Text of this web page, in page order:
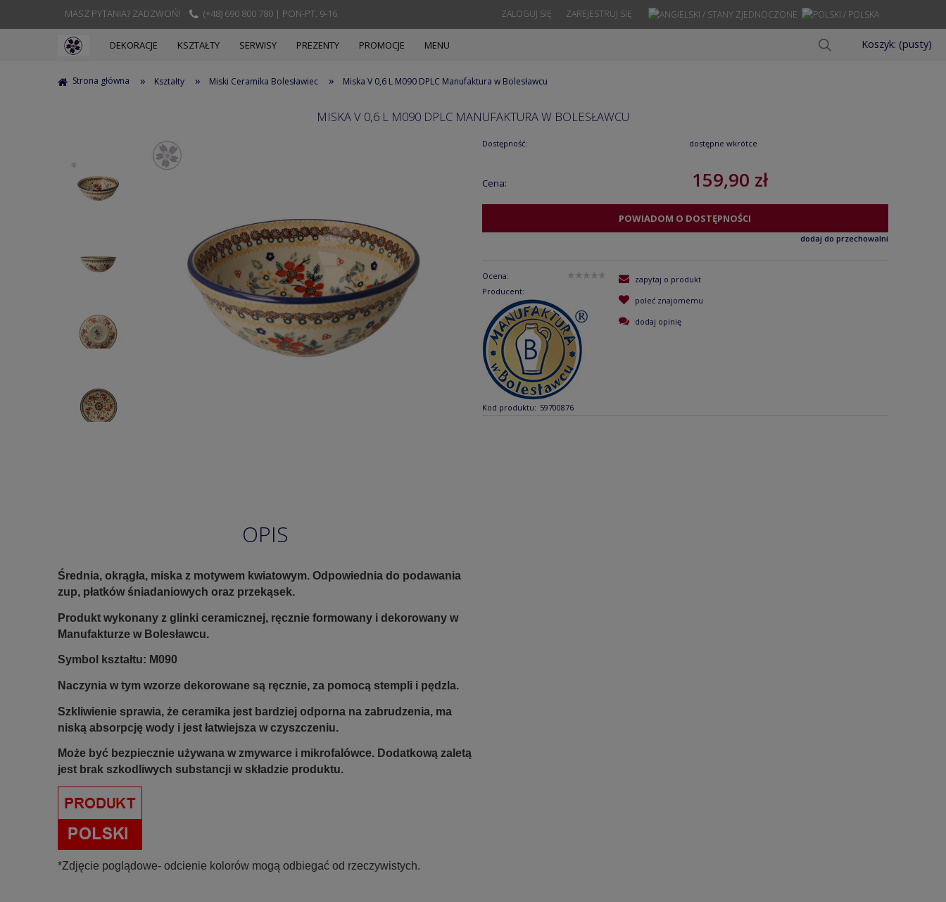
MASZ PYTANIA? ZADZWOŃ! (+48) 690 800 780 | PON-PT. 9-16 ZAREJESTRUJ SIĘ
ZALOGUJ SIĘ
Koszyk: (pusty)
DEKORACJE KSZTAŁTY SERWISY PREZENTY PROMOCJE MENU
Strona główna » Kształty » Miski Ceramika Bolesławiec » Miska V 0,6 L M090 DPLC Manufaktura w Bolesławcu
MISKA V 0,6 L M090 DPLC MANUFAKTURA W BOLESŁAWCU
Dostępność: dostępne wkrótce
Cena: 159,90 zł
POWIADOM O DOSTĘPNOŚCI
dodaj do przechowalni
Ocena:
Producent:
Kod produktu: 59700876
zapytaj o produkt
poleć znajomemu
dodaj opinię
OPIS
Średnia, okrągła, miska z motywem kwiatowym. Odpowiednia do podawania
zup, płatków śniadaniowych oraz przekąsek.
Produkt wykonany z glinki ceramicznej, ręcznie formowany i dekorowany w
Manufakturze w Bolesławcu.
Symbol kształtu: M090
Naczynia w tym wzorze dekorowane są ręcznie, za pomocą stempli i pędzla.
Szkliwienie sprawia, że ceramika jest bardziej odporna na zabrudzenia, ma
niską absorpcję wody i jest łatwiejsza w czyszczeniu.
Może być bezpiecznie używana w zmywarce i mikrofalówce. Dodatkową zaletą
jest brak szkodliwych substancji w składzie produktu.
*Zdjęcie poglądowe- odcienie kolorów mogą odbiegać od rzeczywistych.